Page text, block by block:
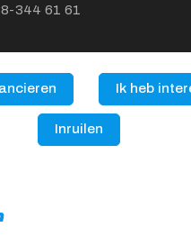
344 61 61
Ik heb
Inruilen